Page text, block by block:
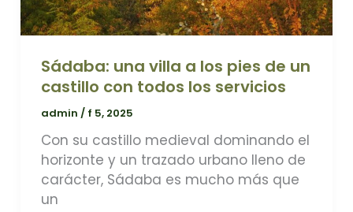
Sádaba: una villa a los pies de un
castillo con todos los servicios
admin / f 5, 2025
Con su castillo medieval dominando el
horizonte y un trazado urbano lleno de
carácter, Sádaba es mucho más que
un